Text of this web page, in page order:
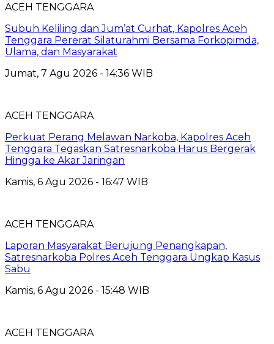
ACEH TENGGARA
Subuh Keliling dan Jum’at Curhat, Kapolres Aceh
Tenggara Pererat Silaturahmi Bersama Forkopimda,
Ulama, dan Masyarakat
Jumat, 7 Agu 2026 - 14:36 WIB
ACEH TENGGARA
Perkuat Perang Melawan Narkoba, Kapolres Aceh
Tenggara Tegaskan Satresnarkoba Harus Bergerak
Hingga ke Akar Jaringan
Kamis, 6 Agu 2026 - 16:47 WIB
ACEH TENGGARA
Laporan Masyarakat Berujung Penangkapan,
Satresnarkoba Polres Aceh Tenggara Ungkap Kasus
Sabu
Kamis, 6 Agu 2026 - 15:48 WIB
ACEH TENGGARA